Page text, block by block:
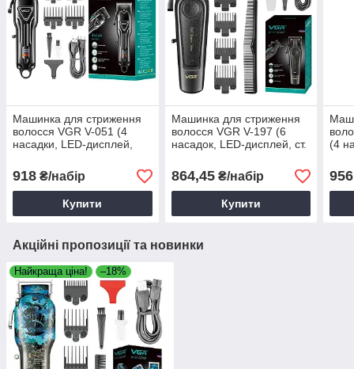
Машинка для стриження
волосся VGR V-051 (4
насадки, LED-дисплей,
стрижки
918 ₴/набір
Купити
Машинка для стриження
волосся VGR V-197 (6
насадок, LED-дисплей, ст.
864,45₴/набір
Купити
(4
Акційні пропозиції та новинки
Найкраща ціна! –18%